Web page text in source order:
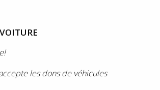
les dons de véhicules